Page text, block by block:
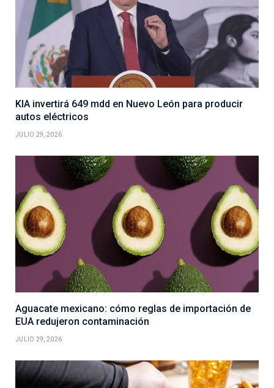
KIA invertirá 649 mdd en Nuevo León para producir
autos eléctricos
JULIO 29, 2026
Aguacate mexicano: cómo reglas de importación de
EUA redujeron contaminación
JULIO 29, 2026